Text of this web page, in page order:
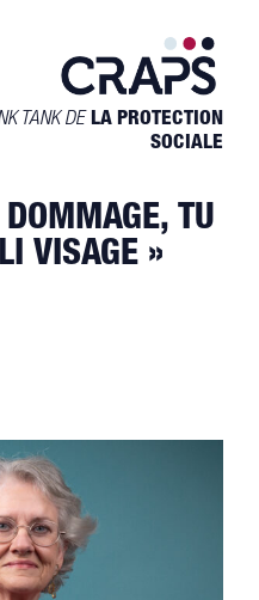
TANK DE LA PROTECTION
SOCIALE
TU
VISAGE »